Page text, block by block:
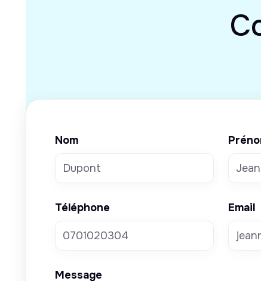
Nom
Téléphone Email
Message